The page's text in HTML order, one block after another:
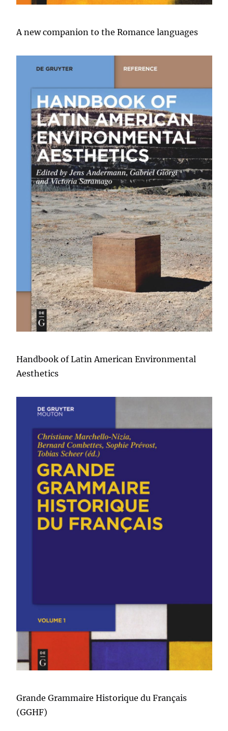
A new companion to the Romance languages
Handbook of Latin American Environmental
Aesthetics
Grande Grammaire Historique du Français
(GGHF)